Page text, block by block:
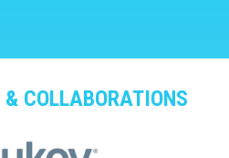
COLLABORATIONS